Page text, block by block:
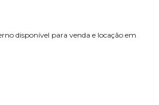
disponível para venda e locação em